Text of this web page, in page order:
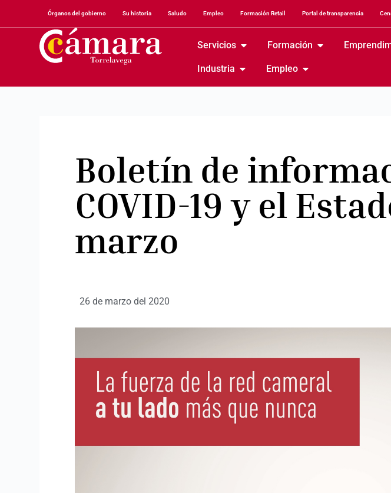
Órganos del gobierno Su historia Saludo Empleo Formación Retail Portal de transparencia
Servicios Formación
Industria Empleo
Boletín de
COVID-19 y el
marzo
26 de marzo del 2020